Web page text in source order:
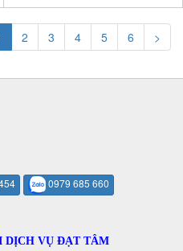
2 3 4 5 6 >
0979 685 660
DỊCH VỤ ĐẠT TÂM